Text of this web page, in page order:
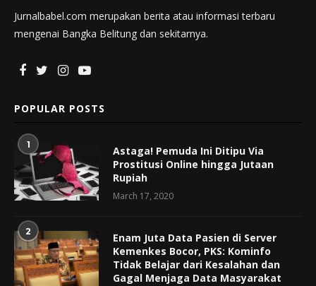
Jurnalbabel.com merupakan berita atau informasi terbaru
mengenai Bangka Belitung dan sekitarnya.
POPULAR POSTS
1
Astaga! Pemuda Ini Ditipu Via
Prostitusi Online hingga Jutaan
Rupiah
March 17, 2020
2
Enam Juta Data Pasien di Server
Kemenkes Bocor, PKS: Kominfo
Tidak Belajar dari Kesalahan dan
Gagal Menjaga Data Masyarakat